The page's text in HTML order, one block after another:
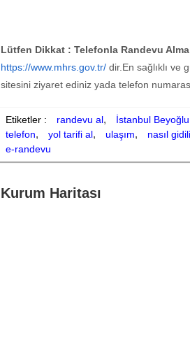
Lütfen Dikkat : Telefonla Randevu Alma
https://www.mhrs.gov.tr/dir.En sağlıklı ve
sitesini ziyaret ediniz yada telefon
Etiketler : randevu al, İstanbul
telefon, yol tarifi al, ulaşım, nasıl
e-randevu
Kurum Haritası